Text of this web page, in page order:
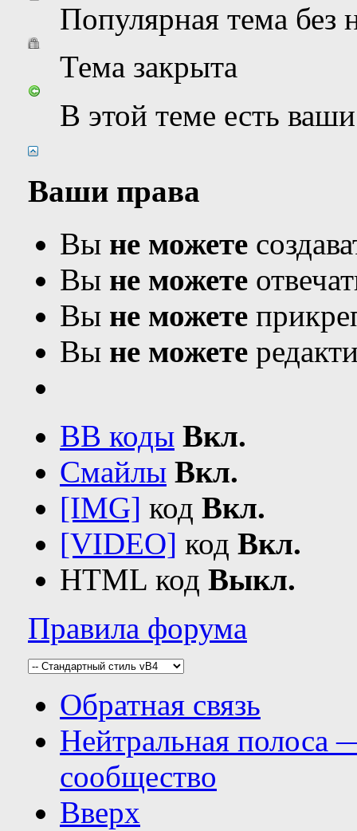
Популярная тема
Тема закрыта
В этой теме есть
Ваши права
Вы не можете
Вы не можете
Вы не можете
Вы не можете
BB коды Вкл.
Смайлы Вкл.
[IMG] код Вкл.
[VIDEO] код Вкл.
HTML код Выкл.
Правила форума
Обратная связь
Нейтральная полоса
сообщество
Вверх